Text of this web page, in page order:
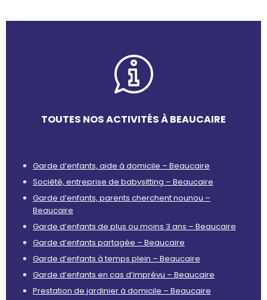
TOUTES NOS ACTIVITÉS À BEAUCAIRE
Garde d’enfants, aide à domicile – Beaucaire
Société, entreprise de babysitting – Beaucaire
Garde d’enfants, parents cherchent nounou –
Beaucaire
Garde d’enfants de plus ou moins 3 ans – Beaucaire
Garde d’enfants partagée – Beaucaire
Garde d’enfants à temps plein – Beaucaire
Garde d’enfants en cas d’imprévu – Beaucaire
Prestation de jardinier à domicile – Beaucaire